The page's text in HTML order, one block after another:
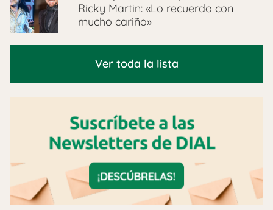
Ricky Martin: «Lo recuerdo con
mucho cariño»
Ver toda la lista